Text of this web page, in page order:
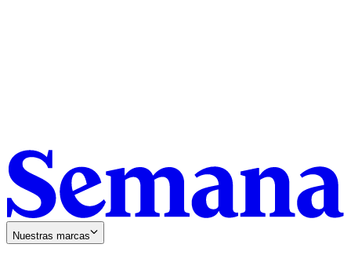
Nuestras marcas